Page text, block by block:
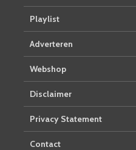
Playlist
Adverteren
Webshop
Disclaimer
Privacy Statement
Contact